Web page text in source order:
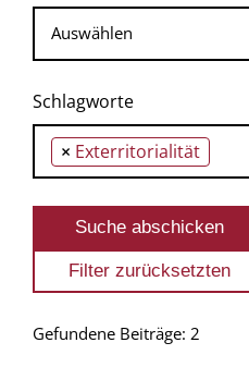
Schlagworte
× Exterritorialität
Gefundene Beiträge: 2